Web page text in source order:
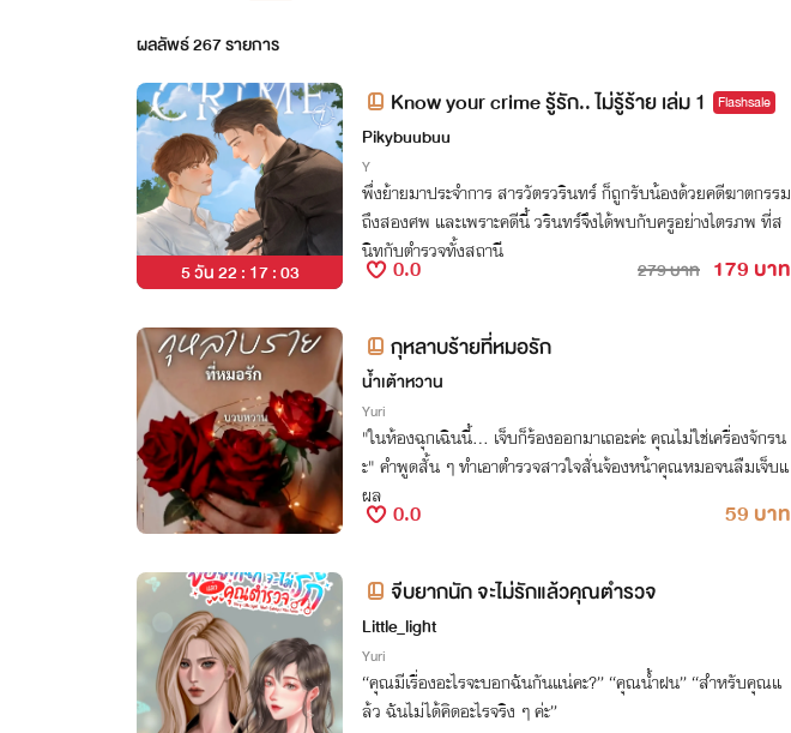
ผลลัพธ์267รายการ
5 วัน 22 : 17 : 02
Know your crime รู้รัก.. ไม่รู้ร้าย เล่ม 1 Flashsale
Pikybuubuu
Y
พึ่งย้ายมาประจำการ สารวัตรวรินทร์ ก็ถูกรับน้องด้วยคดีฆาตกรรม
ถึงสองศพ และเพราะคดีนี้ วรินทร์จึงได้พบกับครูอย่างไตรภพ ที่ส
นิทกับตำรวจทั้งสถานี
0.0 279 บาท 179 บาท
กุหลาบร้ายที่หมอรัก
น้ำเต้าหวาน
Yuri
"ในห้องฉุกเฉินนี้... เจ็บก็ร้องออกมาเถอะค่ะ คุณไม่ใช่เครื่องจักรน
ะ" คำพูดสั้น ๆ ทำเอาตำรวจสาวใจสั่นจ้องหน้าคุณหมอจนลืมเจ็บแ
ผล
0.0 59 บาท
จีบยากนัก จะไม่รักแล้วคุณตำรวจ
Little_light
Yuri
“คุณมีเรื่องอะไรจะบอกฉันกันแน่คะ?” “คุณน้ำฝน” “สำหรับคุณแ
ล้ว ฉันไม่ได้คิดอะไรจริง ๆ ค่ะ”